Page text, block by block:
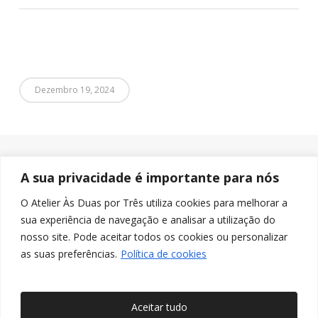
A sua privacidade é importante para nós
O Atelier Às Duas por Três utiliza cookies para melhorar a
sua experiência de navegação e analisar a utilização do
nosso site. Pode aceitar todos os cookies ou personalizar
as suas preferências. Política de cookies
Aceitar tudo
Dezembro 19, 2024